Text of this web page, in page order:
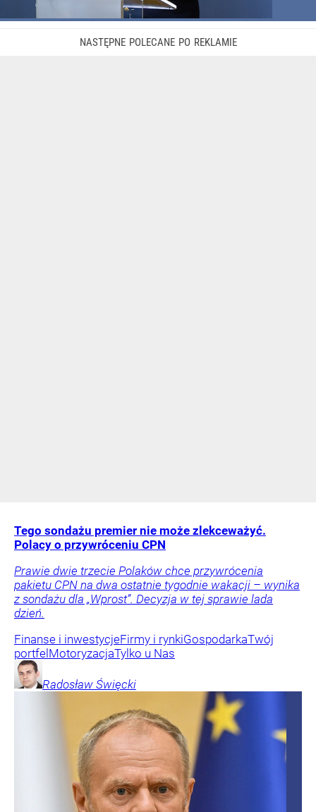
Tego sondażu premier nie może zlekceważyć.
Polacy o przywróceniu CPN
Prawie dwie trzecie Polaków chce przywrócenia
pakietu CPN na dwa ostatnie tygodnie wakacji – wynika
z sondażu dla „Wprost”. Decyzja w tej sprawie lada
dzień.
Finanse i inwestycjeFirmy i rynkiGospodarkaTwój
portfel MotoryzacjaTylko u Nas
Radosław Święcki